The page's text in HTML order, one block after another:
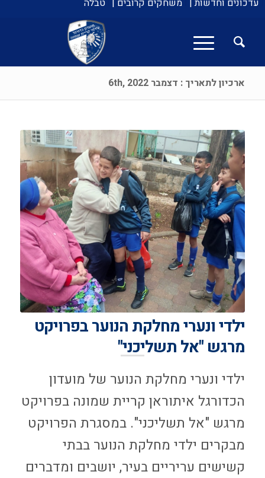
עדכונים וחדשות | משחקים קרובים | טבלה
ארכיון לתאריך : דצמבר 6th, 2022
ילדי ונערי מחלקת הנוער בפרויקט
מרגש "אל תשליכני"
ילדי ונערי מחלקת הנוער של מועדון
הכדורגל איתוראן קריית שמונה בפרויקט
מרגש "אל תשליכני". במסגרת הפרויקט
מבקרים ילדי מחלקת הנוער בבתי
קשישים עריריים בעיר, יושבים ומדברים